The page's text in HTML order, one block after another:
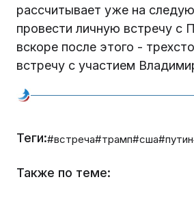
рассчитывает уже на
провести личную встречу с
вскоре после этого -
встречу с участием
Теги:#встреча#трамп#сша#путин
Также по теме: